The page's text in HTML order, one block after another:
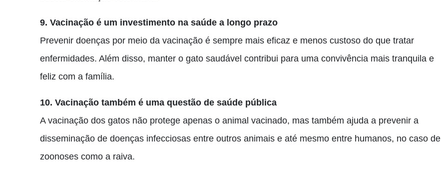
9. Vacinação é um investimento na saúde a longo prazo
Prevenir doenças por meio da vacinação é sempre mais eficaz e menos custoso do que tratar
enfermidades. Além disso, manter o gato saudável contribui para uma convivência mais tranquila e
feliz com a família.
10. Vacinação também é uma questão de saúde pública
A vacinação dos gatos não protege apenas o animal vacinado, mas também ajuda a prevenir a
disseminação de doenças infecciosas entre outros animais e até mesmo entre humanos, no caso de
zoonoses como a raiva.